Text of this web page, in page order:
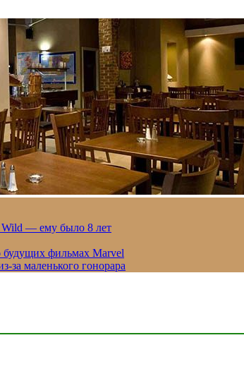
Wild — ему было 8 лет
будущих фильмах Marvel
за маленького гонорара